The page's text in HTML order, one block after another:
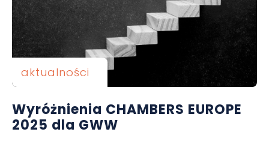
aktualności
Wyróżnienia CHAMBERS EUROPE
2025 dla GWW